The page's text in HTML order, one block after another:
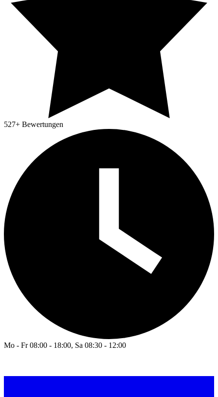
527+ Bewertungen
Mo - Fr 08:00 - 18:00, Sa 08:30 - 12:00